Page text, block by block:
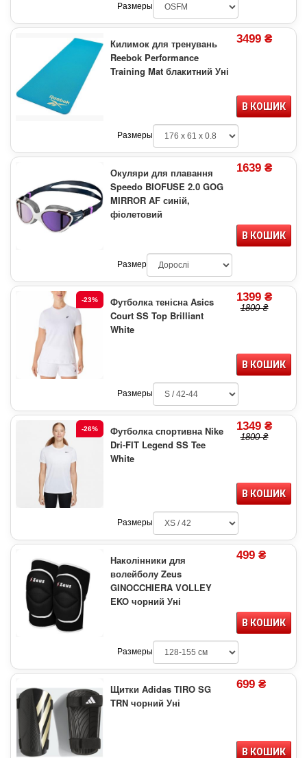
Размеры
Килимок для тренувань
Reebok Performance
Training Mat блакитний Уні
3499 ₴
В КОШИК
Размеры
Окуляри для плавання
Speedo BIOFUSE 2.0 GOG
MIRROR AF синій,
фіолетовий
1639 ₴
В КОШИК
Размер
-23%
Футболка тенісна Asics
Court SS Top Brilliant
White
1399 ₴
1800 ₴
В КОШИК
Размеры
-26%
Футболка спортивна Nike
Dri-FIT Legend SS Tee
White
1349 ₴
1800 ₴
В КОШИК
Размеры
Наколінники для
волейболу Zeus
GINOCCHIERA VOLLEY
EKO чорний Уні
499 ₴
В КОШИК
Размеры
Щитки Adidas TIRO SG
TRN чорний Уні
699 ₴
В КОШИК